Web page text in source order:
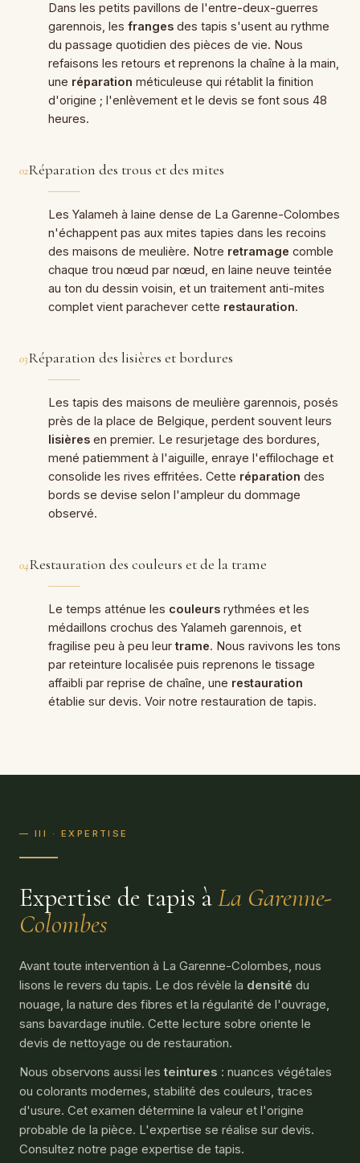
Dans les petits pavillons de l'entre-deux-guerres
garennois, les franges des tapis s'usent au rythme
du passage quotidien des pièces de vie. Nous
refaisons les retours et reprenons la chaîne à la main,
une réparation méticuleuse qui rétablit la finition
d'origine ; l'enlèvement et le devis se font sous 48
heures.
02Réparation des trous et des mites
Les Yalameh à laine dense de La Garenne-Colombes
n'échappent pas aux mites tapies dans les recoins
des maisons de meulière. Notre retramage comble
chaque trou nœud par nœud, en laine neuve teintée
au ton du dessin voisin, et un traitement anti-mites
complet vient parachever cette restauration.
03Réparation des lisières et bordures
Les tapis des maisons de meulière garennois, posés
près de la place de Belgique, perdent souvent leurs
lisières en premier. Le resurjetage des bordures,
mené patiemment à l'aiguille, enraye l'effilochage et
consolide les rives effritées. Cette réparation des
bords se devise selon l'ampleur du dommage
observé.
04Restauration des couleurs et de la trame
Le temps atténue les couleurs rythmées et les
médaillons crochus des Yalameh garennois, et
fragilise peu à peu leurtrame. Nous ravivons les tons
par reteinture localisée puis reprenons le tissage
affaibli par reprise de chaîne, une restauration
établie sur devis. Voir notre restauration de tapis.
— III · EXPERTISE
Expertise de tapis àLa Garenne-
Colombes
Avant toute intervention à La Garenne-Colombes, nous
lisons le revers du tapis. Le dos révèle la densité du
nouage, la nature des fibres et la régularité de l'ouvrage,
sans bavardage inutile. Cette lecture sobre oriente le
devis de nettoyage ou de restauration.
Nous observons aussi lesteintures : nuances végétales
ou colorants modernes, stabilité des couleurs, traces
d'usure. Cet examen détermine la valeur et l'origine
probable de la pièce. L'expertise se réalise sur devis.
Consultez notre page expertise de tapis.